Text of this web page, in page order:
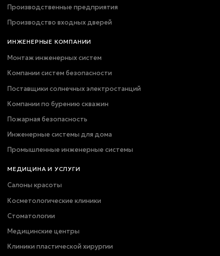
Производственные предприятия
Производство входных дверей
ИНЖЕНЕРНЫЕ КОМПАНИИ
Монтаж инженерных систем
Компании систем безопасности
Поставщики солнечных электростанций
Компании по бурению скважин
Пожарная безопасность
Инженерные системы для дома
Промышленные инженерные системы
МЕДИЦИНА И УСЛУГИ
Салоны красоты
Косметологические клиники
Стоматологии
Медицинские центры
Клиники пластической хирургии